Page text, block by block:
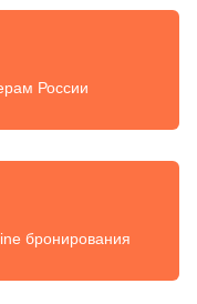
России
бронирования